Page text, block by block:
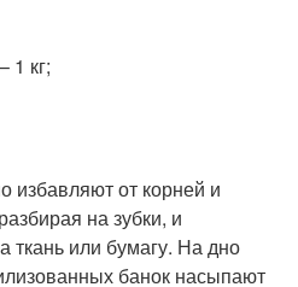
1 кг;
избавляют от корней и
на зубки, и
или бумагу. На дно
банок насыпают